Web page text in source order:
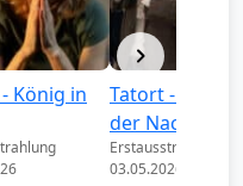
König in
Tatort - Könige
der Nacht
Erstausstrahlung
03.05.2026